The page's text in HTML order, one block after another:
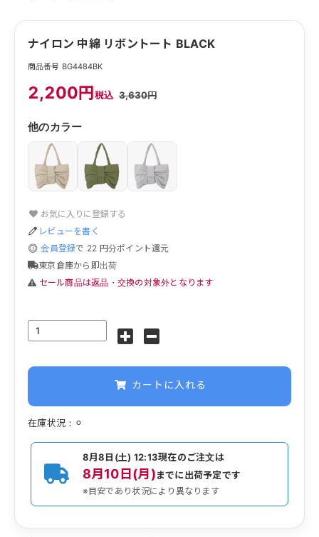
ナイロン 中綿 リボントート BLACK
商品番号 BG4484BK
2,200円税込 3,630円
他のカラー
お気に入りに登録する
レビューを書く
会員登録で 22 円分ポイント還元
東京倉庫から即出荷
セール商品は返品・交換の対象外となります
カートに入れる
在庫状況：⚪︎
8月8日(土) 12:13現在のご注文は
8月10日(月)までに出荷予定です
※目安であり状況により異なります